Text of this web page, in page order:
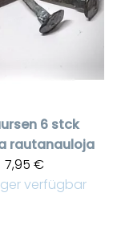
6 stck
rautanauloja
7,95 €
verfügbar